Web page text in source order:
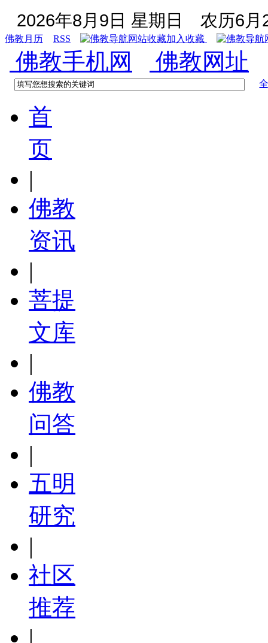
2026年8月9日 星期日 农历6月
佛教月历 RSS 加入收藏
佛教手机网 佛教网址
首
页
|
佛教
资讯
|
菩提
文库
|
佛教
问答
|
五明
研究
|
社区
推荐
|